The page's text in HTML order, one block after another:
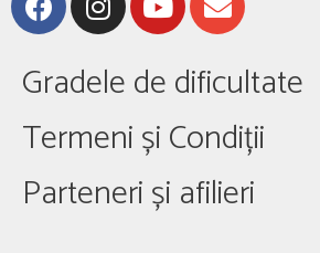
Gradele de dificultate
Termeni și Condiții
Parteneri și afilieri